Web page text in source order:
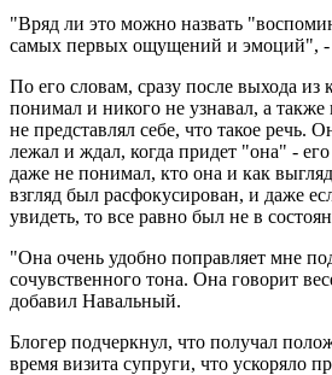
"Вряд ли это можно назвать
самых первых ощущений и эмоций", -
По его словам, сразу после выхода из
понимал и никого не узнавал, а
не представлял себе, что такое речь.
лежал и ждал, когда придет "она" -
даже не понимал, кто она и как
взгляд был расфокусирован, и даже
увидеть, то все равно был не в
"Она очень удобно поправляет мне
сочувственного тона. Она говорит
добавил Навальный.
Блогер подчеркнул, что получал
время визита супруги, что ускоряло